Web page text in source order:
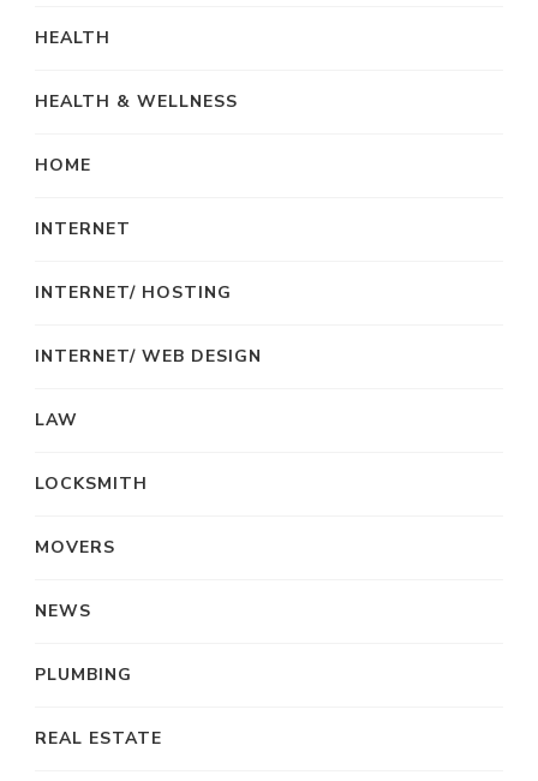
HEALTH
HEALTH & WELLNESS
HOME
INTERNET
INTERNET/ HOSTING
INTERNET/ WEB DESIGN
LAW
LOCKSMITH
MOVERS
NEWS
PLUMBING
REAL ESTATE